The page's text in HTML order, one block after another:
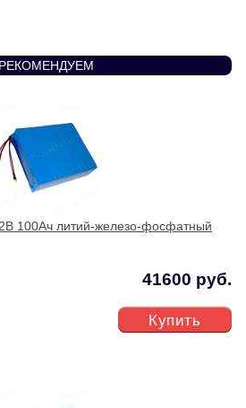
РЕКОМЕНДУЕМ
100Ач литий-железо-фосфатный
41600 руб.
Купить